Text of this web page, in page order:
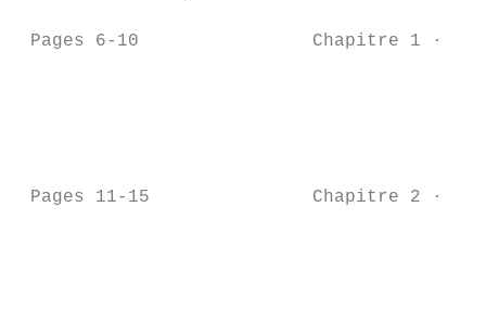
Pages 6-10                Chapitre 1 · Le
Pages 11-15               Chapitre 2 · Je